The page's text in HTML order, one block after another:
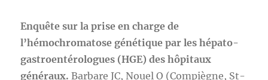
Enquête sur la prise en charge de
l’hémochromatose génétique par les hépato-
gastroentérologues (HGE) des hôpitaux
généraux. Barbare JC, Nouel O (Compiègne, St-